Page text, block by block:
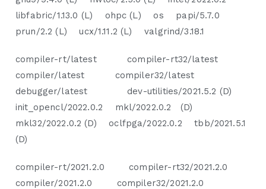
libfabric/1.13.0 (L) ohpc (L) os papi/5.7.0
prun/2.2 (L) ucx/1.11.2 (L) valgrind/3.18.1
compiler-rt/latest compiler-rt32/latest
compiler/latest compiler32/latest
debugger/latest dev-utilities/2021.5.2 (D)
init_opencl/2022.0.2 mkl/2022.0.2 (D)
mkl32/2022.0.2 (D) oclfpga/2022.0.2 tbb/2021.5.1
(D)
compiler-rt/2021.2.0 compiler-rt32/2021.2.0
compiler/2021.2.0 compiler32/2021.2.0